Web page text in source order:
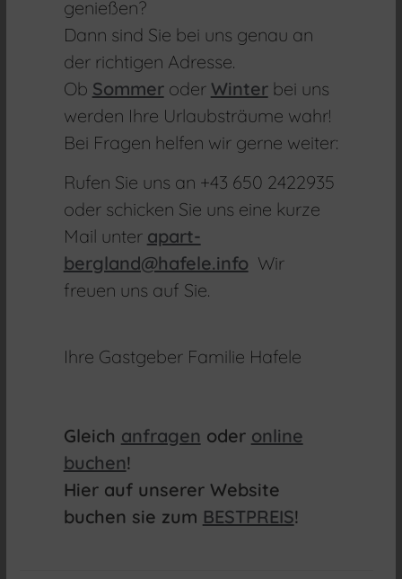
genießen?
Dann sind Sie bei uns genau an
der richtigen Adresse.
Ob Sommeroder Winterbei uns
werden Ihre Urlaubsträume wahr!
Bei Fragen helfen wir gerne weiter:
Rufen Sie uns an +43 650 2422935
oder schicken Sie uns eine kurze
Mail unter apart-
bergland@hafele.info Wir
freuen uns auf Sie.
Ihre Gastgeber Familie Hafele
Gleich anfragen oder online
buchen!
Hier auf unserer Website
buchen sie zum BESTPREIS!